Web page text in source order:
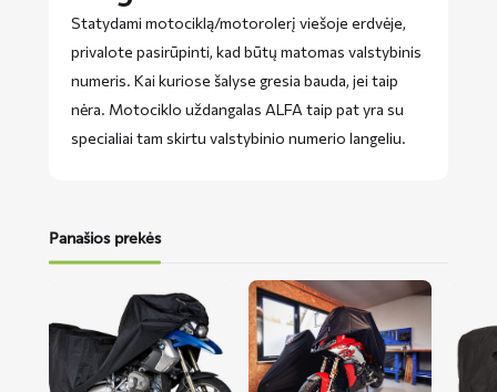
Statydami motociklą/motorolerį viešoje erdvėje,
privalote pasirūpinti, kad būtų matomas valstybinis
numeris. Kai kuriose šalyse gresia bauda, ​​jei taip
nėra. Motociklo uždangalas ALFA taip pat yra su
specialiai tam skirtu valstybinio numerio langeliu.
Panašios prekės
meer
over
DELTA
Lees
meer
over
FLEXX
over
FOX